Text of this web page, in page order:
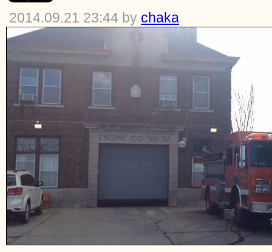
2014.09.21 23:44 by chaka